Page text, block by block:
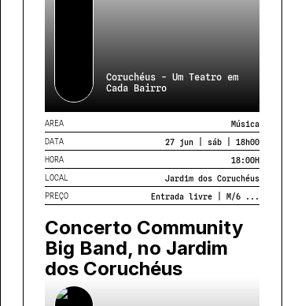
Coruchéus - Um Teatro em
Cada Bairro
AREA
Música
DATA
27 jun | sáb | 18h00
HORA
18:00H
LOCAL
Jardim dos Coruchéus
PREÇO
Entrada livre | M/6 ...
Concerto Community
Big Band, no Jardim
dos Coruchéus